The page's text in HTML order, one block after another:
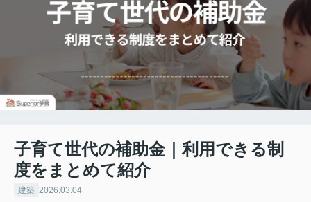
子育て世代の補助金｜利用できる制
度をまとめて紹介
建築 2026.03.04